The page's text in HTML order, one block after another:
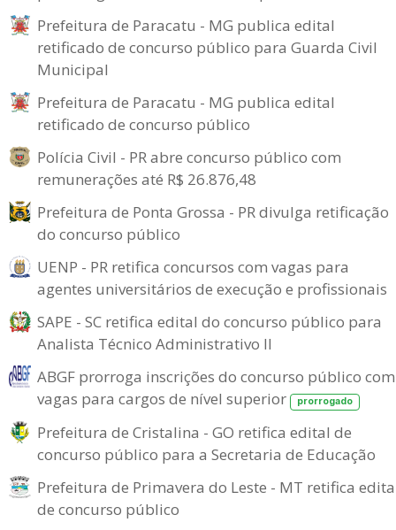
Prefeitura de Paracatu - MG publica edital
retificado de concurso público para Guarda Civil
Municipal
Prefeitura de Paracatu - MG publica edital
retificado de concurso público
Polícia Civil - PR abre concurso público com
remunerações até R$ 26.876,48
Prefeitura de Ponta Grossa - PR divulga retificação
do concurso público
UENP - PR retifica concursos com vagas para
agentes universitários de execução e profissionais
SAPE - SC retifica edital do concurso público para
Analista Técnico Administrativo II
ABGF prorroga inscrições do concurso público com
vagas para cargos de nível superior
prorrogado
Prefeitura de Cristalina - GO retifica edital de
concurso público para a Secretaria de Educação
Prefeitura de Primavera do Leste - MT retifica
de concurso público